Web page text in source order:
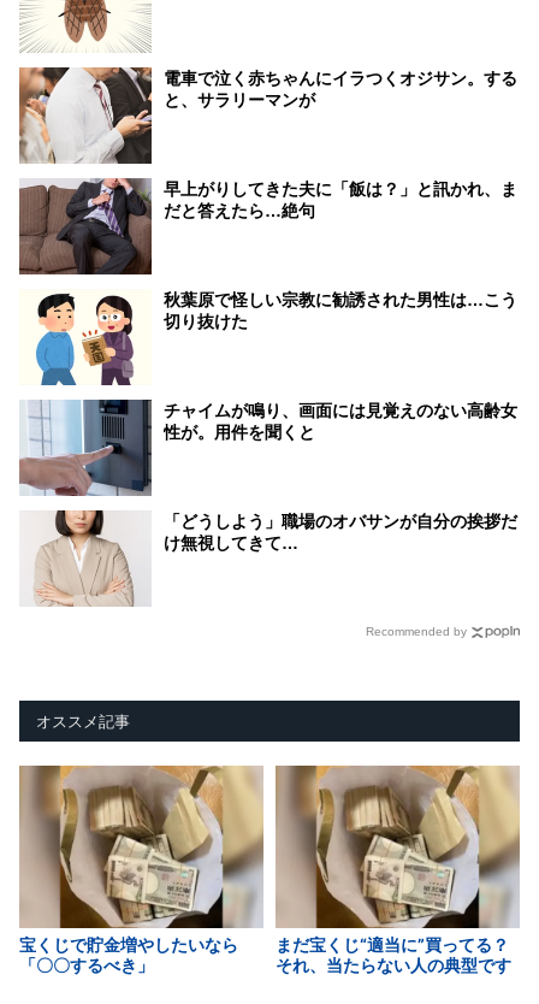
電車で泣く赤ちゃんにイラつくオジサン。する
と、サラリーマンが
早上がりしてきた夫に「飯は？」と訊かれ、ま
だと答えたら…絶句
秋葉原で怪しい宗教に勧誘された男性は…こう
切り抜けた
チャイムが鳴り、画面には見覚えのない高齢女
性が。用件を聞くと
「どうしよう」職場のオバサンが自分の挨拶だ
け無視してきて…
Recommended by
オススメ記事
宝くじで貯金増やしたいなら
「〇〇するべき」
まだ宝くじ“適当に”買ってる？
それ、当たらない人の典型です